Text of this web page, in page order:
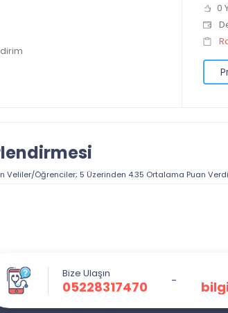
0
Veliler/Öğrenciler; 5 Üzerinden 4.35 Ortalama Puan
Bize Ulaşın
05228317470 -